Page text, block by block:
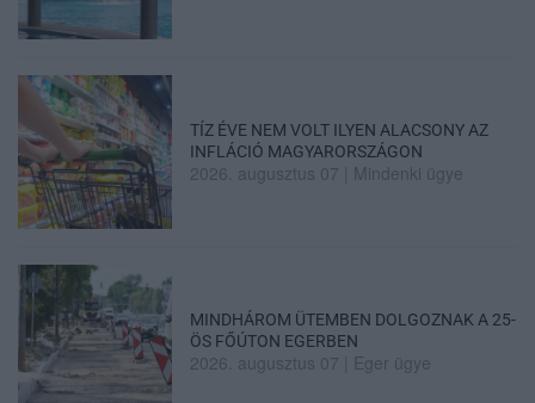
TÍZ ÉVE NEM VOLT ILYEN ALACSONY AZ
INFLÁCIÓ MAGYARORSZÁGON
2026. augusztus 07 Mindenki ügye
MINDHÁROM ÜTEMBEN DOLGOZNAK A 25-
ÖS FŐÚTON EGERBEN
2026. augusztus 07 Eger ügye